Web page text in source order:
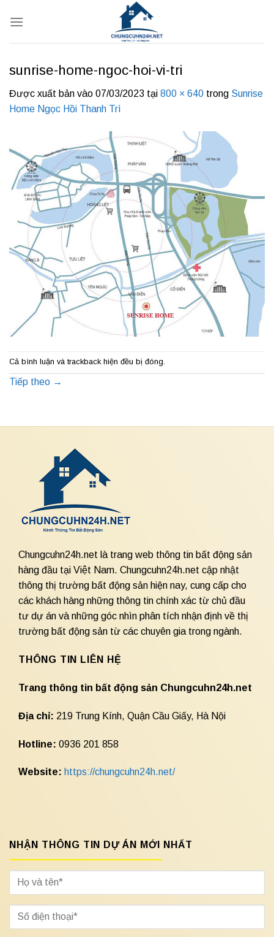
qua
sunrise-home-ngoc-hoi-vi-tri
Được xuất bản vào 07/03/2023 tại 800 × 640 trong Sunrise
Home Ngọc Hồi Thanh Trì
Cả bình luận và trackback hiện đều bị đóng.
Tiếp theo →
Chungcuhn24h.net là trang web thông tin bất động sản
hàng đầu tại Việt Nam. Chungcuhn24h.net cập nhật
thông thị trường bất động sản hiện nay, cung cấp cho
các khách hàng những thông tin chính xác từ chủ đầu
tư dự án và những góc nhìn phân tích nhận định về thị
trường bất động sản từ các chuyên gia trong ngành.
THÔNG TIN LIÊN HỆ
Trang thông tin bất động sản Chungcuhn24h.net
Địa chỉ: 219 Trung Kính, Quận Cầu Giấy, Hà Nội
Hotline: 0936 201 858
Website: https://chungcuhn24h.net/
NHẬN THÔNG TIN DỰ ÁN MỚI NHẤT